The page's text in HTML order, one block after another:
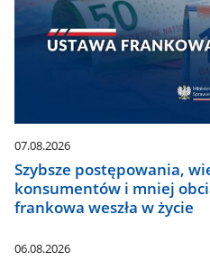
07.08.2026
Szybsze postępowania,
konsumentów i mniej
frankowa weszła w życie
06.08.2026